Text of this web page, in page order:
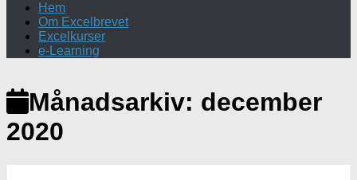
Hem
Om Excelbrevet
Excelkurser
e-Learning
Månadsarkiv: december
2020